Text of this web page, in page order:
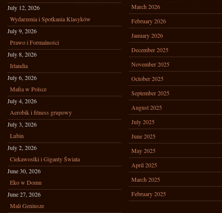
July 12, 2026
Wydarzenia i Spotkania Klasyków
July 9, 2026
Prawo i Formalności
July 8, 2026
Irlandia
July 6, 2026
Mafia w Polsce
July 4, 2026
Aerobik i fitness grupowy
July 3, 2026
Lubin
July 2, 2026
Ciekawostki i Giganty Świata
June 30, 2026
Eko w Domu
June 27, 2026
Mali Geniusze
March 2026
February 2026
January 2026
December 2025
November 2025
October 2025
September 2025
August 2025
July 2025
June 2025
May 2025
April 2025
March 2025
February 2025